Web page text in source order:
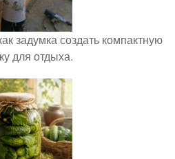
задумка создать компактную
для отдыха.